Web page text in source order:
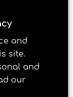
and
site.
and
our